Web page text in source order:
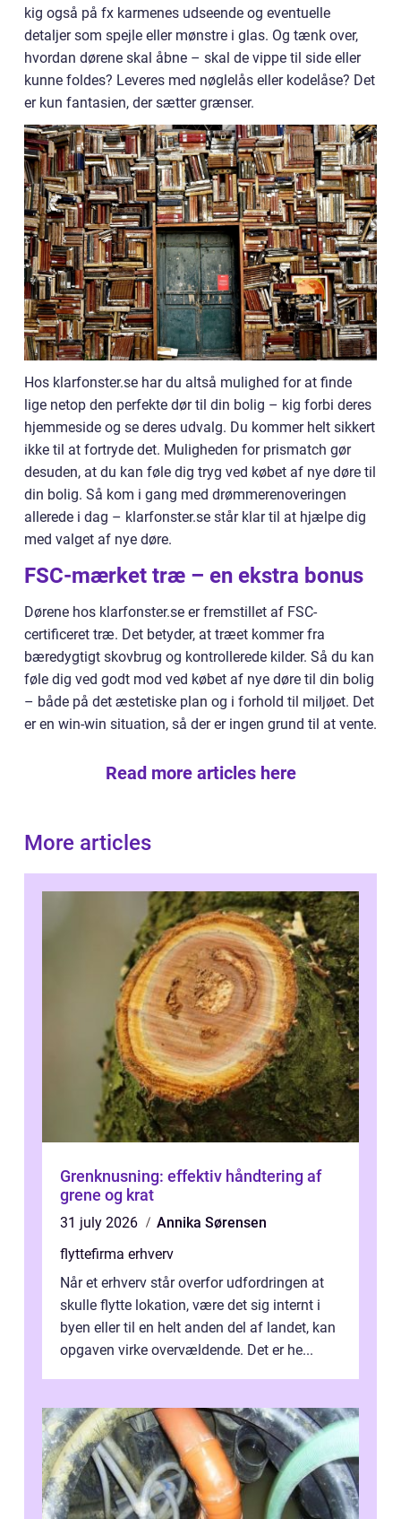
kig også på fx karmenes udseende og eventuelle
detaljer som spejle eller mønstre i glas. Og tænk over,
hvordan dørene skal åbne – skal de vippe til side eller
kunne foldes? Leveres med nøglelås eller kodelåse? Det
er kun fantasien, der sætter grænser.
Hos klarfonster.se har du altså mulighed for at finde
lige netop den perfekte dør til din bolig – kig forbi deres
hjemmeside og se deres udvalg. Du kommer helt sikkert
ikke til at fortryde det. Muligheden for prismatch gør
desuden, at du kan føle dig tryg ved købet af nye døre til
din bolig. Så kom i gang med drømmerenoveringen
allerede i dag – klarfonster.se står klar til at hjælpe dig
med valget af nye døre.
FSC-mærket træ – en ekstra bonus
Dørene hos klarfonster.se er fremstillet af FSC-
certificeret træ. Det betyder, at træet kommer fra
bæredygtigt skovbrug og kontrollerede kilder. Så du kan
føle dig ved godt mod ved købet af nye døre til din bolig
– både på det æstetiske plan og i forhold til miljøet. Det
er en win-win situation, så der er ingen grund til at vente.
Read more articles here
More articles
Grenknusning: effektiv håndtering af
grene og krat
31 july 2026
Annika Sørensen
flyttefirma erhverv
Når et erhverv står overfor udfordringen at
skulle flytte lokation, være det sig internt i
byen eller til en helt anden del af landet, kan
opgaven virke overvældende. Det er he...